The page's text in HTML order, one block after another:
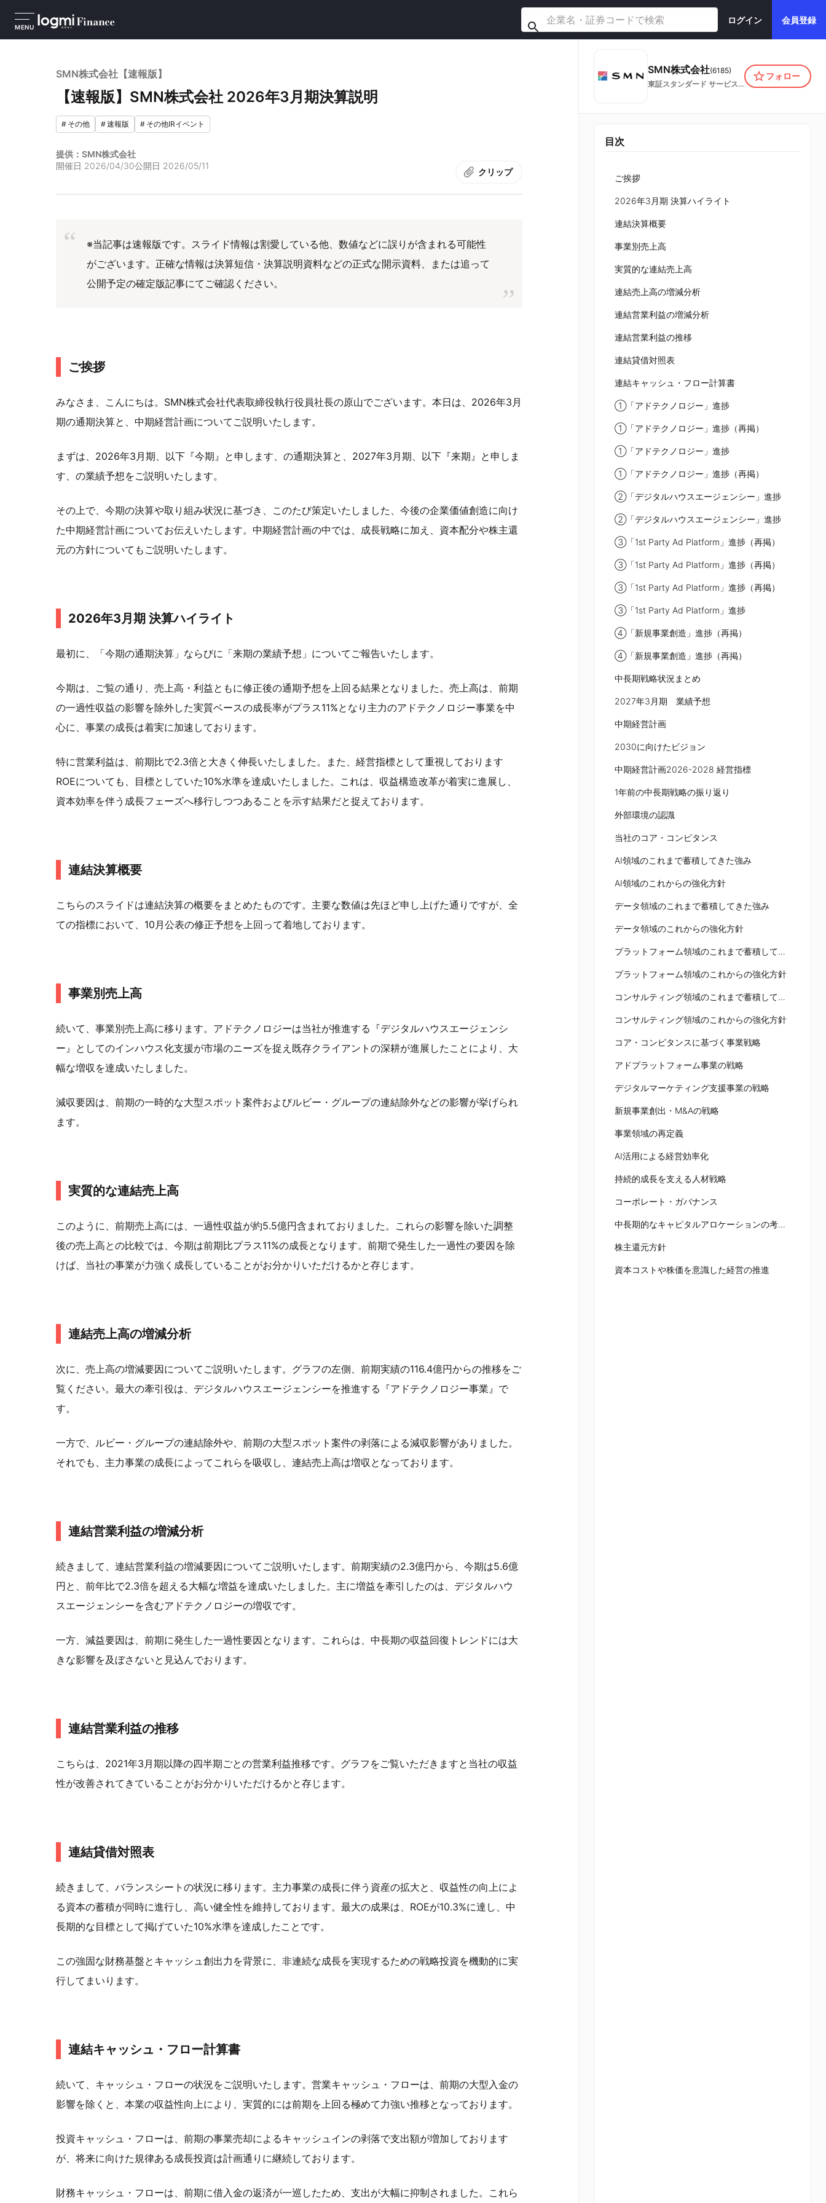
MENU
ログイン 会員登録
SMN株式会社【速報版】
【速報版】SMN株式会社 2026年3月期決算説明
# その他 #速報版 # その他IRイベント
提供：SMN株式会社
開催日 2026/04/30公開日 2026/05/11
クリップ
※当記事は速報版です。スライド情報は割愛している他、数値などに誤りが含まれる可能性
がございます。正確な情報は決算短信・決算説明資料などの正式な開示資料、または追って
公開予定の確定版記事にてご確認ください。
ご挨拶
みなさま、こんにちは。SMN株式会社代表取締役執行役員社長の原山でございます。本日は、2026年3月
期の通期決算と、中期経営計画についてご説明いたします。
まずは、2026年3月期、以下『今期』と申します、の通期決算と、2027年3月期、以下『来期』と申しま
す、の業績予想をご説明いたします。
その上で、今期の決算や取り組み状況に基づき、このたび策定いたしました、今後の企業価値創造に向け
た中期経営計画についてお伝えいたします。中期経営計画の中では、成長戦略に加え、資本配分や株主還
元の方針についてもご説明いたします。
2026年3月期 決算ハイライト
最初に、「今期の通期決算」ならびに「来期の業績予想」についてご報告いたします。
今期は、ご覧の通り、売上高・利益ともに修正後の通期予想を上回る結果となりました。売上高は、前期
の一過性収益の影響を除外した実質ベースの成長率がプラス11%となり主力のアドテクノロジー事業を中
心に、事業の成長は着実に加速しております。
特に営業利益は、前期比で2.3倍と大きく伸長いたしました。また、経営指標として重視しております
ROEについても、目標としていた10%水準を達成いたしました。これは、収益構造改革が着実に進展し、
資本効率を伴う成長フェーズへ移行しつつあることを示す結果だと捉えております。
連結決算概要
こちらのスライドは連結決算の概要をまとめたものです。主要な数値は先ほど申し上げた通りですが、全
ての指標において、10月公表の修正予想を上回って着地しております。
事業別売上高
続いて、事業別売上高に移ります。アドテクノロジーは当社が推進する『デジタルハウスエージェンシ
ー』としてのインハウス化支援が市場のニーズを捉え既存クライアントの深耕が進展したことにより、大
幅な増収を達成いたしました。
減収要因は、前期の一時的な大型スポット案件およびルビー・グループの連結除外などの影響が挙げられ
ます。
実質的な連結売上高
このように、前期売上高には、一過性収益が約5.5億円含まれておりました。これらの影響を除いた調整
後の売上高との比較では、今期は前期比プラス11%の成長となります。前期で発生した一過性の要因を除
けば、当社の事業が力強く成長していることがお分かりいただけるかと存じます。
連結売上高の増減分析
次に、売上高の増減要因についてご説明いたします。グラフの左側、前期実績の116.4億円からの推移をご
覧ください。最大の牽引役は、デジタルハウスエージェンシーを推進する『アドテクノロジー事業』で
す。
一方で、ルビー・グループの連結除外や、前期の大型スポット案件の剥落による減収影響がありました。
それでも、主力事業の成長によってこれらを吸収し、連結売上高は増収となっております。
連結営業利益の増減分析
続きまして、連結営業利益の増減要因についてご説明いたします。前期実績の2.3億円から、今期は5.6億
円と、前年比で2.3倍を超える大幅な増益を達成いたしました。主に増益を牽引したのは、デジタルハウ
スエージェンシーを含むアドテクノロジーの増収です。
一方、減益要因は、前期に発生した一過性要因となります。これらは、中長期の収益回復トレンドには大
きな影響を及ぼさないと見込んでおります。
連結営業利益の推移
こちらは、2021年3月期以降の四半期ごとの営業利益推移です。グラフをご覧いただきますと当社の収益
性が改善されてきていることがお分かりいただけるかと存じます。
連結貸借対照表
続きまして、バランスシートの状況に移ります。主力事業の成長に伴う資産の拡大と、収益性の向上によ
る資本の蓄積が同時に進行し、高い健全性を維持しております。最大の成果は、ROEが10.3%に達し、中
長期的な目標として掲げていた10%水準を達成したことです。
この強固な財務基盤とキャッシュ創出力を背景に、非連続な成長を実現するための戦略投資を機動的に実
行してまいります。
連結キャッシュ・フロー計算書
続いて、キャッシュ・フローの状況をご説明いたします。営業キャッシュ・フローは、前期の大型入金の
影響を除くと、本業の収益性向上により、実質的には前期を上回る極めて力強い推移となっております。
投資キャッシュ・フローは、前期の事業売却によるキャッシュインの剥落で支出額が増加しております
が、将来に向けた規律ある成長投資は計画通りに継続しております。
財務キャッシュ・フローは、前期に借入金の返済が一巡したため、支出が大幅に抑制されました。これら
SMN株式会社(6185)
東証スタンダード サービス業
フォロー
目次
ご挨拶
2026年3月期 決算ハイライト
連結決算概要
事業別売上高
実質的な連結売上高
連結売上高の増減分析
連結営業利益の増減分析
連結営業利益の推移
連結貸借対照表
連結キャッシュ・フロー計算書
①「アドテクノロジー」進捗
①「アドテクノロジー」進捗（再掲）
①「アドテクノロジー」進捗
①「アドテクノロジー」進捗（再掲）
②「デジタルハウスエージェンシー」進捗
②「デジタルハウスエージェンシー」進捗
③「1st Party Ad Platform」進捗（再掲）
③「1st Party Ad Platform」進捗（再掲）
③「1st Party Ad Platform」進捗（再掲）
③「1st Party Ad Platform」進捗
④「新規事業創造」進捗（再掲）
④「新規事業創造」進捗（再掲）
中長期戦略状況まとめ
2027年3月期 業績予想
中期経営計画
2030に向けたビジョン
中期経営計画2026-2028 経営指標
1年前の中長期戦略の振り返り
外部環境の認識
当社のコア・コンピタンス
AI領域のこれまで蓄積してきた強み
AI領域のこれからの強化方針
データ領域のこれまで蓄積してきた強み
データ領域のこれからの強化方針
プラットフォーム領域のこれまで蓄積してきた強み
プラットフォーム領域のこれからの強化方針
コンサルティング領域のこれまで蓄積してきた強み
コンサルティング領域のこれからの強化方針
コア・コンピタンスに基づく事業戦略
アドプラットフォーム事業の戦略
デジタルマーケティング支援事業の戦略
新規事業創出・M&Aの戦略
事業領域の再定義
AI活用による経営効率化
持続的成長を支える人材戦略
コーポレート・ガバナンス
中長期的なキャピタルアロケーションの考え方
株主還元方針
資本コストや株価を意識した経営の推進